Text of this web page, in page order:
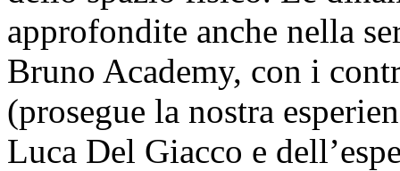
approfondite anche nella
Bruno Academy, con i
(prosegue la nostra
Luca Del Giacco e